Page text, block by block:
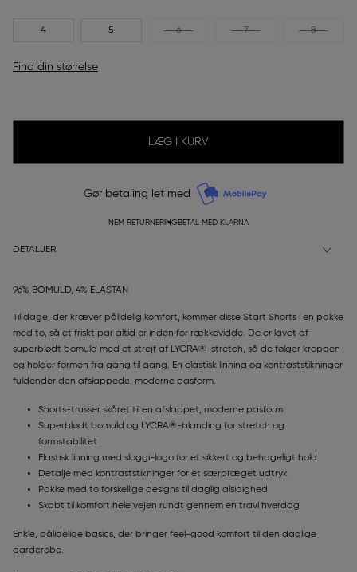
4 5 6 7 8
Find din størrelse
LÆG I KURV
Gør betaling let med
NEM RETURNERINGBETAL MED KLARNA
DETALJER
96% BOMULD, 4% ELASTAN
Til dage, der kræver pålidelig komfort, kommer disse Start Shorts i en pakke
med to, så et friskt par altid er inden for rækkevidde. De er lavet af
superblødt bomuld med et strejf af LYCRA®-stretch, så de følger kroppen
og holder formen fra gang til gang. En elastisk linning og kontraststikninger
fuldender den afslappede, moderne pasform.
Shorts-trusser skåret til en afslappet, moderne pasform
Superblødt bomuld og LYCRA®-blanding for stretch og
formstabilitet
Elastisk linning med sloggi-logo for et sikkert og behageligt hold
Detalje med kontraststikninger for et særpræget udtryk
Pakke med to forskellige designs til daglig alsidighed
Skabt til komfort hele vejen rundt gennem en travl hverdag
Enkle, pålidelige basics, der bringer feel-good komfort til den daglige
garderobe.